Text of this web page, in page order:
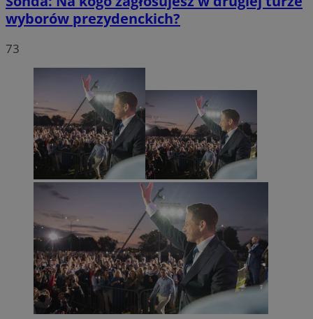
wyborów prezydenckich?
73